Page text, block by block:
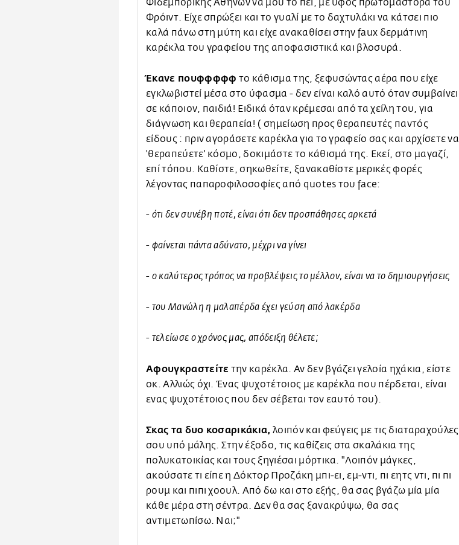
Φιδεμπορικής Αθηνών να μου το πει, με ύφος πρωτομάστορα του
Φρόιντ. Είχε σπρώξει και το γυαλί με το δαχτυλάκι να κάτσει πιο
καλά πάνω στη μύτη και είχε ανακαθίσει στην faux δερμάτινη
καρέκλα του γραφείου της αποφασιστικά και βλοσυρά.
Έκανε πουφφφφφ το κάθισμα της, ξεφυσώντας αέρα που είχε
εγκλωβιστεί μέσα στο ύφασμα - δεν είναι καλό αυτό όταν συμβαίνει
σε κάποιον, παιδιά! Ειδικά όταν κρέμεσαι από τα χείλη του, για
διάγνωση και θεραπεία! ( σημείωση προς θεραπευτές παντός
είδους : πριν αγοράσετε καρέκλα για το γραφείο σας και αρχίσετε να
'θεραπεύετε' κόσμο, δοκιμάστε το κάθισμά της. Εκεί, στο μαγαζί,
επί τόπου. Καθίστε, σηκωθείτε, ξανακαθίστε μερικές φορές
λέγοντας παπαροφιλοσοφίες από quotes του face:
- ότι δεν συνέβη ποτέ, είναι ότι δεν προσπάθησες αρκετά
- φαίνεται πάντα αδύνατο, μέχρι να γίνει
- ο καλύτερος τρόπος να προβλέψεις το μέλλον, είναι να το δημιουργήσεις
- του Μανώλη η μαλαπέρδα έχει γεύση από λακέρδα
- τελείωσε ο χρόνος μας, απόδειξη θέλετε;
Αφουγκραστείτε την καρέκλα. Αν δεν βγάζει γελοία ηχάκια, είστε
οκ. Αλλιώς όχι. Ένας ψυχοτέτοιος με καρέκλα που πέρδεται, είναι
ενας ψυχοτέτοιος που δεν σέβεται τον εαυτό του).
Σκας τα δυο κοσαρικάκια, λοιπόν και φεύγεις με τις διαταραχούλες
σου υπό μάλης. Στην έξοδο, τις καθίζεις στα σκαλάκια της
πολυκατοικίας και τους ξηγιέσαι μόρτικα. "Λοιπόν μάγκες,
ακούσατε τι είπε η Δόκτορ Προζάκη μπι-ει, εμ-ντι, πι εητς ντι, πι πι
ρουμ και πιπι χοουλ. Από δω και στο εξής, θα σας βγάζω μία μία
κάθε μέρα στη σέντρα. Δεν θα σας ξανακρύψω, θα σας
αντιμετωπίσω. Ναι;"